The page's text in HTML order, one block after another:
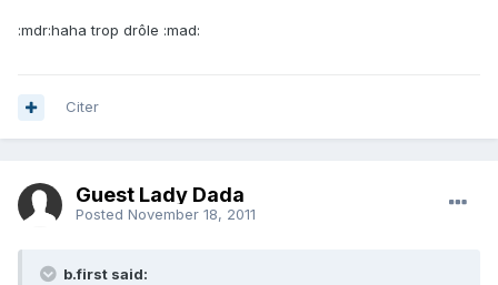
:mdr:haha trop drôle :mad:
Citer
Guest Lady Dada
Posted November 18, 2011
b.first said: